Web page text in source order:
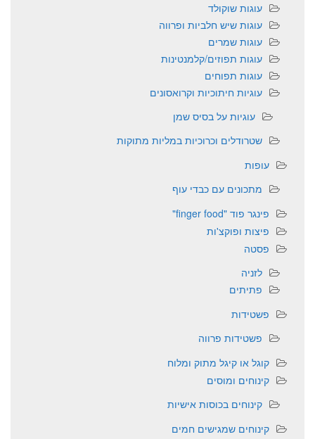
עוגות שוקולד
עוגות שיש חלביות ופרווה
עוגות שמרים
עוגות תפוזים/קלמנטינות
עוגות תפוחים
עוגיות חיתוכיות וקרואסונים
עוגיות על בסיס שמן
שטרודלים וכרוכיות במליות מתוקות
עופות
מתכונים עם כבדי עוף
פינגר פוד "finger food"
פיצות ופוקצ'ות
פסטה
לזניה
פתיתים
פשטידות
פשטידות פרווה
קוגל או קיגל מתוק ומלוח
קינוחים ומוסים
קינוחים בכוסות אישיות
קינוחים שמגישים חמים